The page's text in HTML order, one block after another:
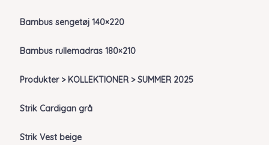
Bambus sengetøj 140×220
Bambus rullemadras 180×210
Produkter > KOLLEKTIONER > SUMMER 2025
Strik Cardigan grå
Strik Vest beige